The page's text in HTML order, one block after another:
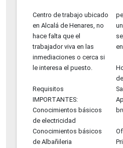
Centro de trabajo ubicado
en Alcalá de Henares, no
hace falta que el
trabajador viva en las
inmediaciones o cerca si
le interesa el puesto.
Requisitos
IMPORTANTES:
Conocimientos básicos
de electricidad
Conocimientos básicos
de Albañileria